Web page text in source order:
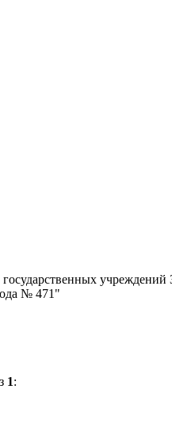
учреждений
№ 471"
1: